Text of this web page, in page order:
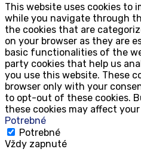
This website uses cookies to
while you navigate through
the cookies that are
on your browser as they are
basic functionalities of the
party cookies that help us
you use this website. These
browser only with your
to opt-out of these cookies.
these cookies may affect
Potrebné
Potrebné
Vždy zapnuté